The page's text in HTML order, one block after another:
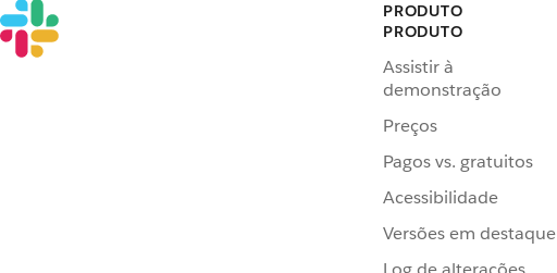
PRODUTO
PRODUTO
Assistir à
demonstração
Preços
Pagos vs. gratuitos
Acessibilidade
Versões em destaque